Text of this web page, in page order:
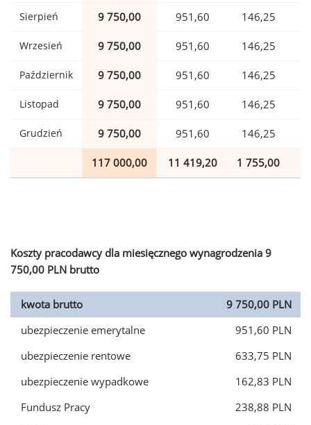
Sierpień 9 750,00 951,60 146,25
Wrzesień 9 750,00 951,60 146,25
Październik 9 750,00 951,60 146,25
Listopad 9 750,00 951,60 146,25
Grudzień 9 750,00 951,60 146,25
117 000,00 11 419,20 1 755,00
Koszty pracodawcy dla miesięcznego wynagrodzenia 9
750,00 PLN brutto
kwota brutto
9 750,00 PLN
ubezpieczenie emerytalne
951,60 PLN
ubezpieczenie rentowe
633,75 PLN
ubezpieczenie wypadkowe
162,83 PLN
Fundusz Pracy
238,88 PLN